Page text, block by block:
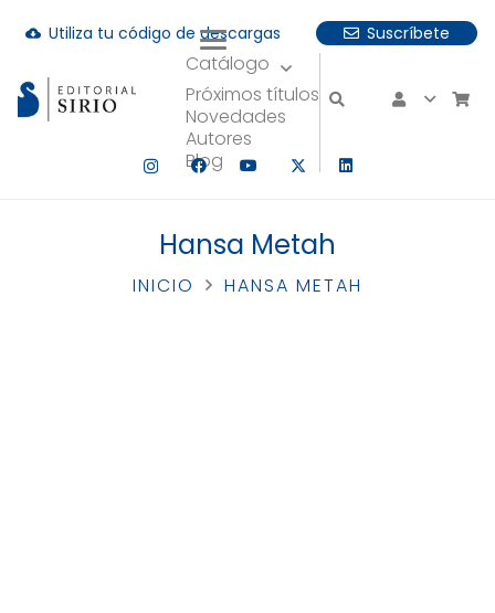
cloud_download Utiliza tu código de descargas Suscríbete
Catálogo
Próximos títulos
Novedades
Autores
Blog
hay resultados autocompletados, puedes utilizar las
Hansa Metah
INICIO HANSA METAH